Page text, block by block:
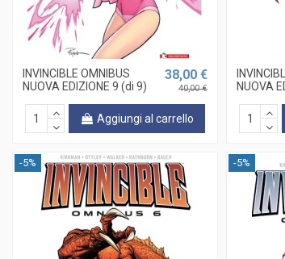
INVINCIBLE OMNIBUS
NUOVA EDIZIONE 9 (di 9)
38,00 €
40,00 €
Aggiungi al carrello
NUOVA
-5% -5%